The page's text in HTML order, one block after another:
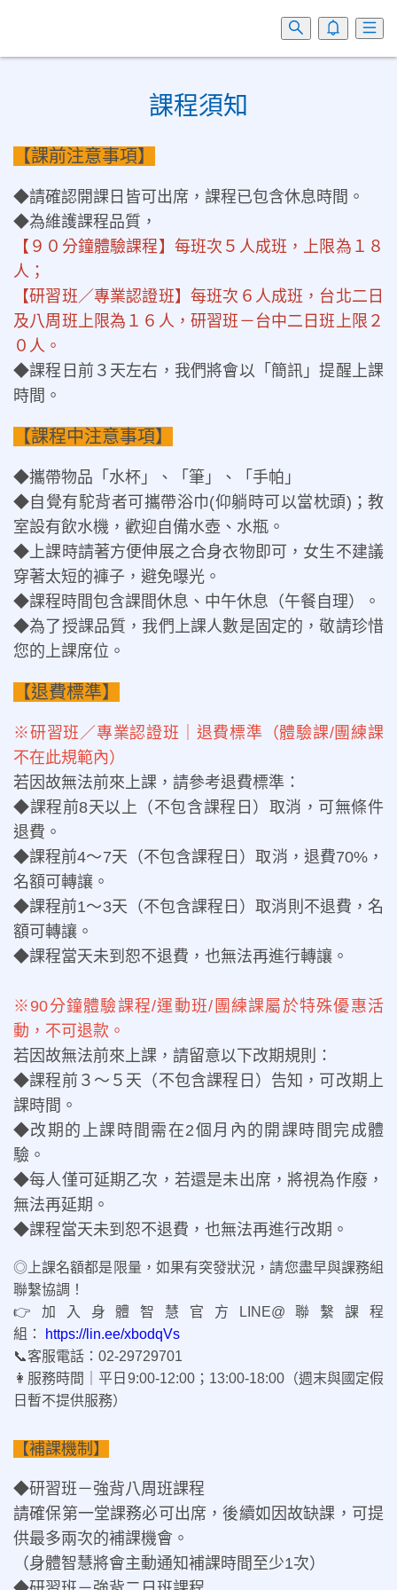
課程須知
【課前注意事項】
◆請確認開課日皆可出席，課程已包含休息時間。
◆為維護課程品質，
【９０分鐘體驗課程】每班次５人成班，上限為１８
人；
【研習班／專業認證班】每班次６人成班，台北二日
及八周班上限為１６人，研習班－台中二日班上限２
０人。
◆課程日前３天左右，我們將會以「簡訊」提醒上課
時間。
【課程中注意事項】
◆攜帶物品「水杯」、「筆」、「手帕」
◆自覺有駝背者可攜帶浴巾(仰躺時可以當枕頭)；教
室設有飲水機，歡迎自備水壺、水瓶。
◆上課時請著方便伸展之合身衣物即可，女生不建議
穿著太短的褲子，避免曝光。
◆課程時間包含課間休息、中午休息（午餐自理）。
◆為了授課品質，我們上課人數是固定的，敬請珍惜
您的上課席位。
【退費標準】
※研習班／專業認證班｜退費標準（體驗課/團練課
不在此規範內）
若因故無法前來上課，請參考退費標準：
◆課程前8天以上（不包含課程日）取消，可無條件
退費。
◆課程前4～7天（不包含課程日）取消，退費70%，
名額可轉讓。
◆課程前1～3天（不包含課程日）取消則不退費，名
額可轉讓。
◆課程當天未到恕不退費，也無法再進行轉讓。
※90分鐘體驗課程/運動班/團練課屬於特殊優惠活
動，不可退款。
若因故無法前來上課，請留意以下改期規則：
◆課程前３～５天（不包含課程日）告知，可改期上
課時間。
◆改期的上課時間需在2個月內的開課時間 完成體
驗。
◆每人僅可延期乙次，若還是未出席，將視為作廢，
無法再延期。
◆課程當天未到恕不退費，也無法再進行改期。
◎上課名額都是限量，如果有突發狀況，請您盡早與課務組
聯繫協調！
👉加入身體智慧官方LINE@聯繫課程
組：
https://lin.ee/xbodqVs
📞客服電話：02-29729701
👩服務時間｜平日9:00-12:00；13:00-18:00（週末與國定假
日暫不提供服務）
【補課機制】
◆研習班－強背八周班課程
請確保第一堂課務必可出席，後續如因故缺課，可提
供最多兩次的補課機會。
（身體智慧將會主動通知補課時間至少1次）